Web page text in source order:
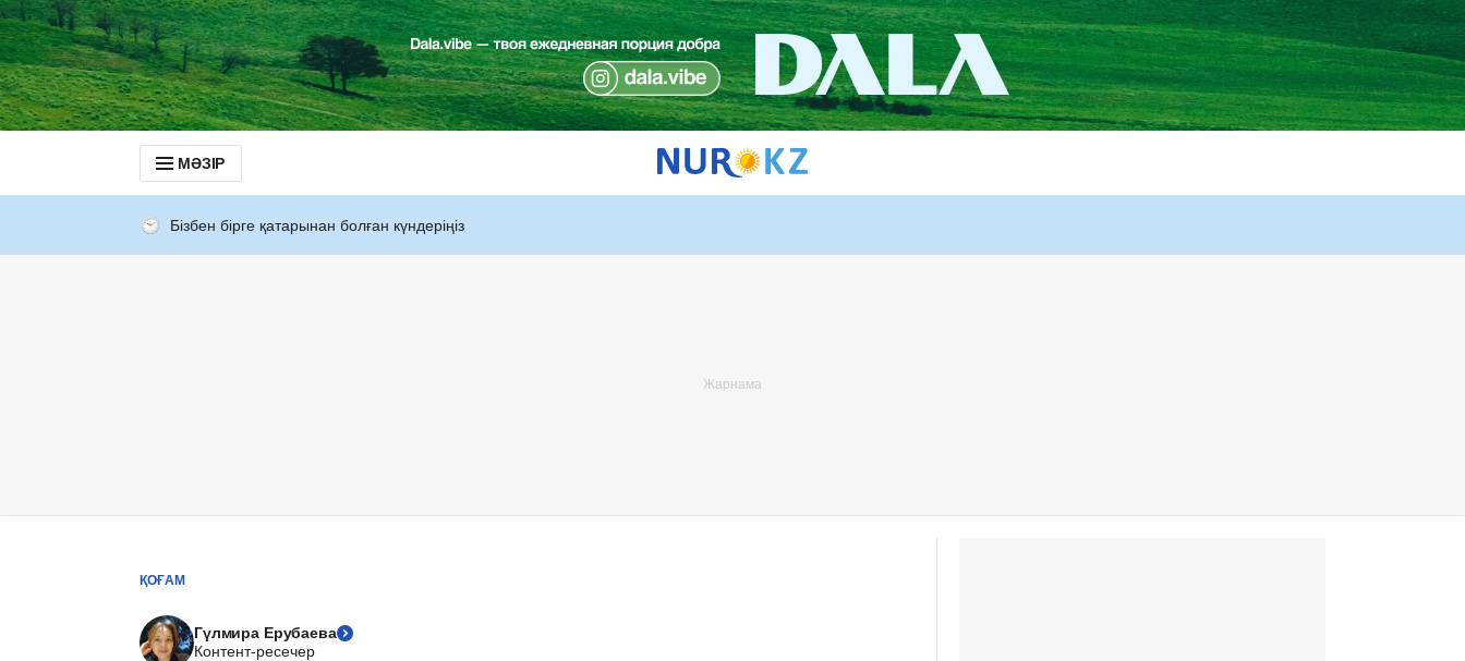
МӘЗІР
Бізбен бірге қатарынан болған күндеріңіз
ҚОҒАМ
Гүлмира Ерубаева
Контент-ресечер